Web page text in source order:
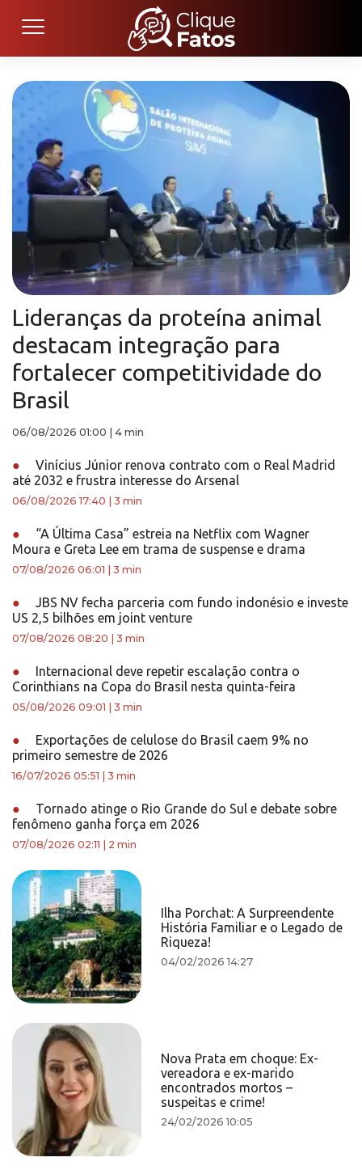
Lideranças da proteína animal
destacam integração para
fortalecer competitividade do
Brasil
06/08/2026 01:00 4 min
●
Vinícius Júnior renova contrato com o Real Madrid
até 2032 e frustra interesse do Arsenal
06/08/2026 17:40 3 min
●
“A Última Casa” estreia na Netflix com Wagner
Moura e Greta Lee em trama de suspense e drama
07/08/2026 06:01 3 min
●
JBS NV fecha parceria com fundo indonésio e investe
US 2,5 bilhões em joint venture
07/08/2026 08:20 3 min
●
Internacional deve repetir escalação contra o
Corinthians na Copa do Brasil nesta quinta-feira
05/08/2026 09:01 3 min
●
Exportações de celulose do Brasil caem 9% no
primeiro semestre de 2026
16/07/2026 05:51 3 min
●
Tornado atinge o Rio Grande do Sul e debate sobre
fenômeno ganha força em 2026
07/08/2026 02:11 2 min
Ilha Porchat: A Surpreendente
História Familiar e o Legado de
Riqueza!
04/02/2026 14:27
Nova Prata em choque: Ex-
vereadora e ex-marido
encontrados mortos –
suspeitas e crime!
24/02/2026 10:05